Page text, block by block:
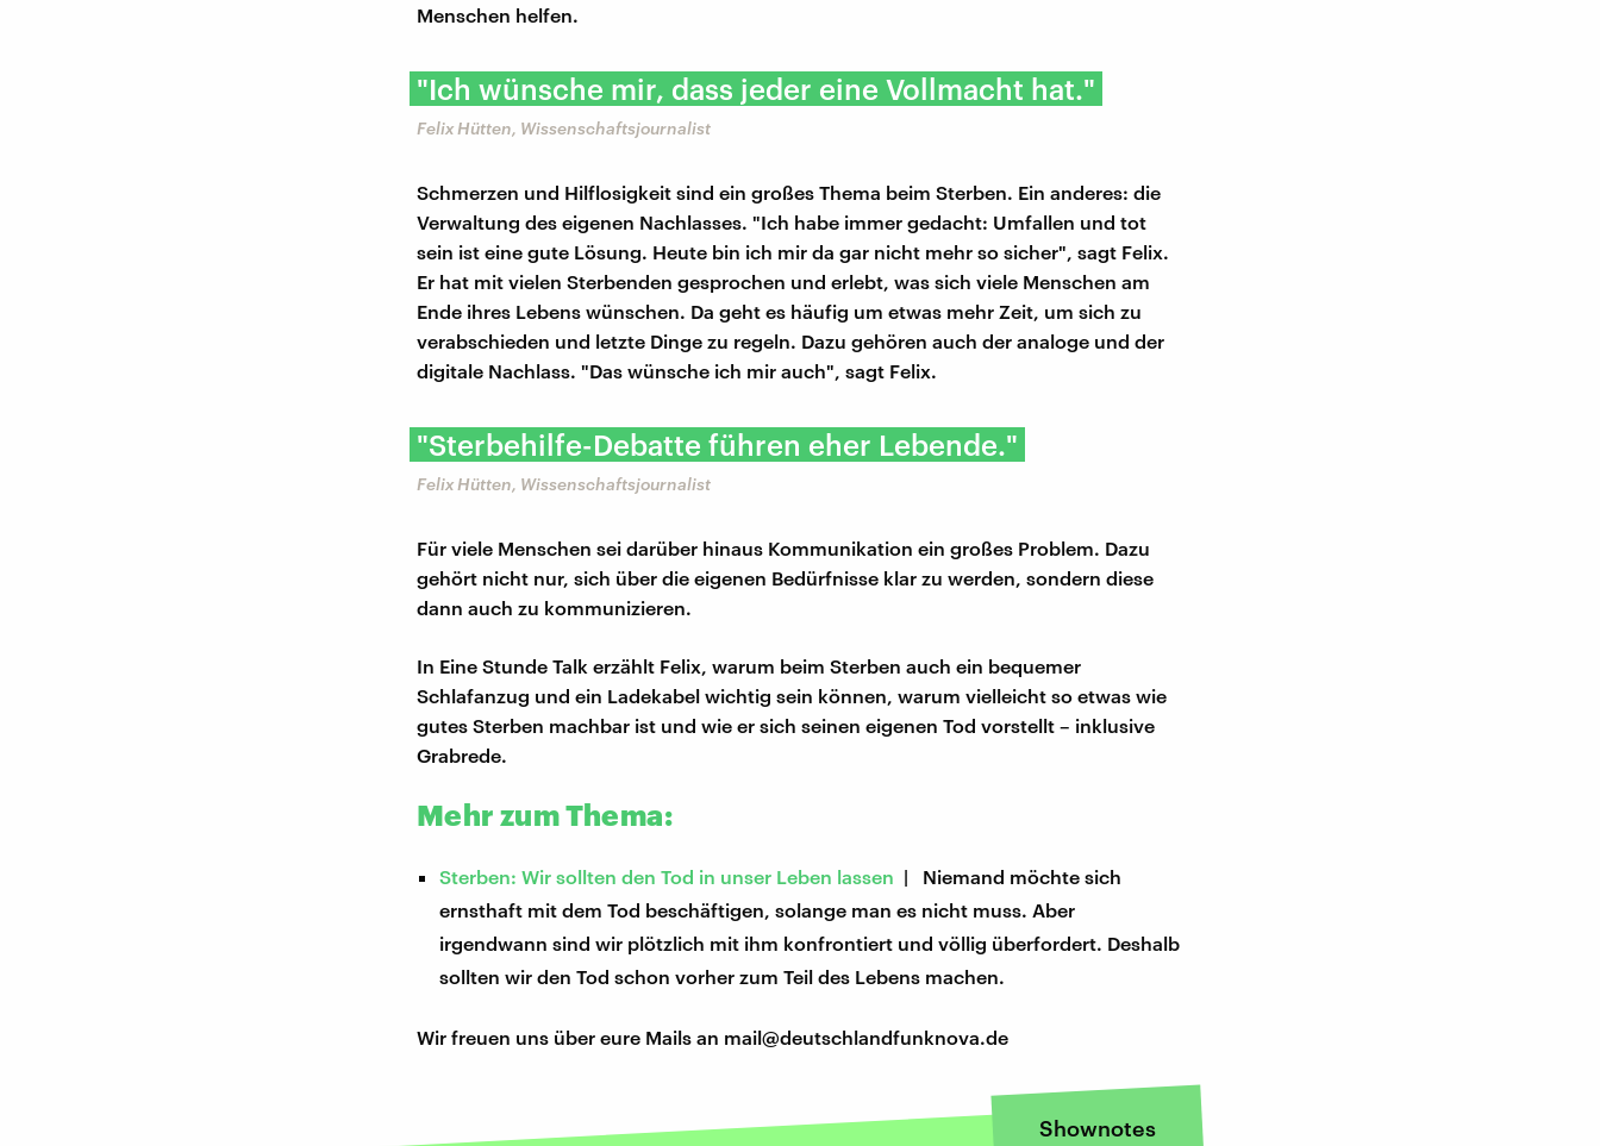
Menschen helfen.
"Ich wünsche mir, dass jeder eine Vollmacht hat."
Felix Hütten, Wissenschaftsjournalist
Schmerzen und Hilflosigkeit sind ein großes Thema beim Sterben. Ein anderes: die
Verwaltung des eigenen Nachlasses. "Ich habe immer gedacht: Umfallen und tot
sein ist eine gute Lösung. Heute bin ich mir da gar nicht mehr so sicher", sagt Felix.
Er hat mit vielen Sterbenden gesprochen und erlebt, was sich viele Menschen am
Ende ihres Lebens wünschen. Da geht es häufig um etwas mehr Zeit, um sich zu
verabschieden und letzte Dinge zu regeln. Dazu gehören auch der analoge und der
digitale Nachlass. "Das wünsche ich mir auch", sagt Felix.
"Sterbehilfe-Debatte führen eher Lebende."
Felix Hütten, Wissenschaftsjournalist
Für viele Menschen sei darüber hinaus Kommunikation ein großes Problem. Dazu
gehört nicht nur, sich über die eigenen Bedürfnisse klar zu werden, sondern diese
dann auch zu kommunizieren.
In Eine Stunde Talk erzählt Felix, warum beim Sterben auch ein bequemer
Schlafanzug und ein Ladekabel wichtig sein können, warum vielleicht so etwas wie
gutes Sterben machbar ist und wie er sich seinen eigenen Tod vorstellt – inklusive
Grabrede.
Mehr zum Thema:
Sterben: Wir sollten den Tod in unser Leben lassen | Niemand möchte sich
ernsthaft mit dem Tod beschäftigen, solange man es nicht muss. Aber
irgendwann sind wir plötzlich mit ihm konfrontiert und völlig überfordert. Deshalb
sollten wir den Tod schon vorher zum Teil des Lebens machen.
Wir freuen uns über eure Mails an mail@deutschlandfunknova.de
Shownotes